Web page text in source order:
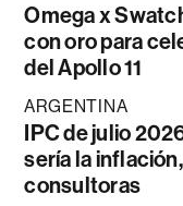
Omega x
con oro para
del Apollo 11
ARGENTINA
IPC de julio
sería la
consultoras